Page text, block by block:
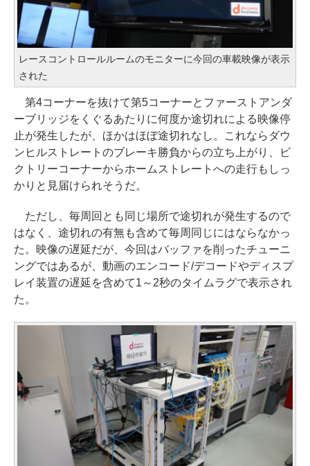
レースコントロールルームのモニターに今回の車載映像が表示
された
第4コーナーを抜けて第5コーナーとファーストアンダ
ーブリッジをくぐるあたりに何度か途切れによる映像停
止が発生したが、ほかはほぼ途切れなし。これならダウ
ンヒルストレートのブレーキ勝負からの立ち上がり、ビ
クトリーコーナーからホームストレートへの走行もしっ
かりと見届けられそうだ。
ただし、毎周回とも同じ場所で途切れが発生するので
はなく、途切れの有無も含めて毎周同じにはならなかっ
た。映像の遅延だが、今回はバッファを削ったチューニ
ングではあるが、動画のエンコード/デコードやディスプ
レイ装置の遅延を含めて1～2秒のタイムラグで表示され
た。